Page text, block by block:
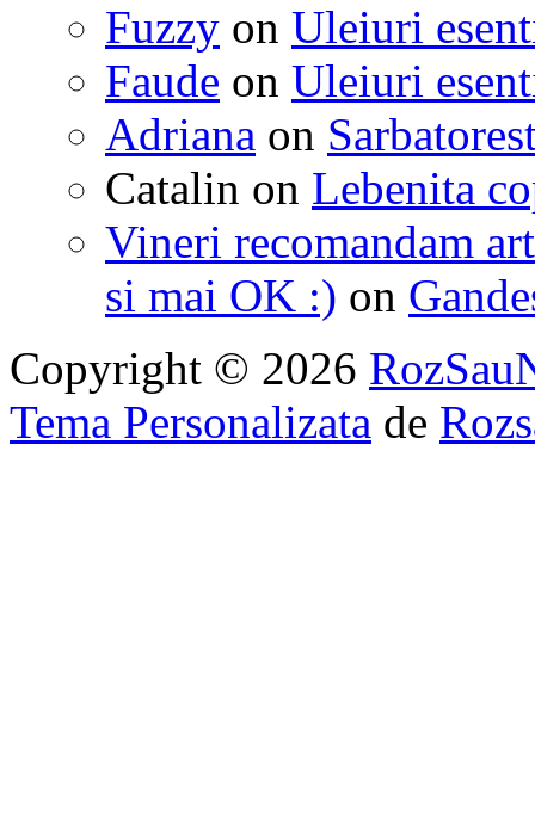
Fuzzy on Uleiuri
Faude on Uleiuri
Adriana on
Catalin on Lebenita
Vineri recomandam
si mai OK :) on
Copyright © 2026
Tema Personalizata de